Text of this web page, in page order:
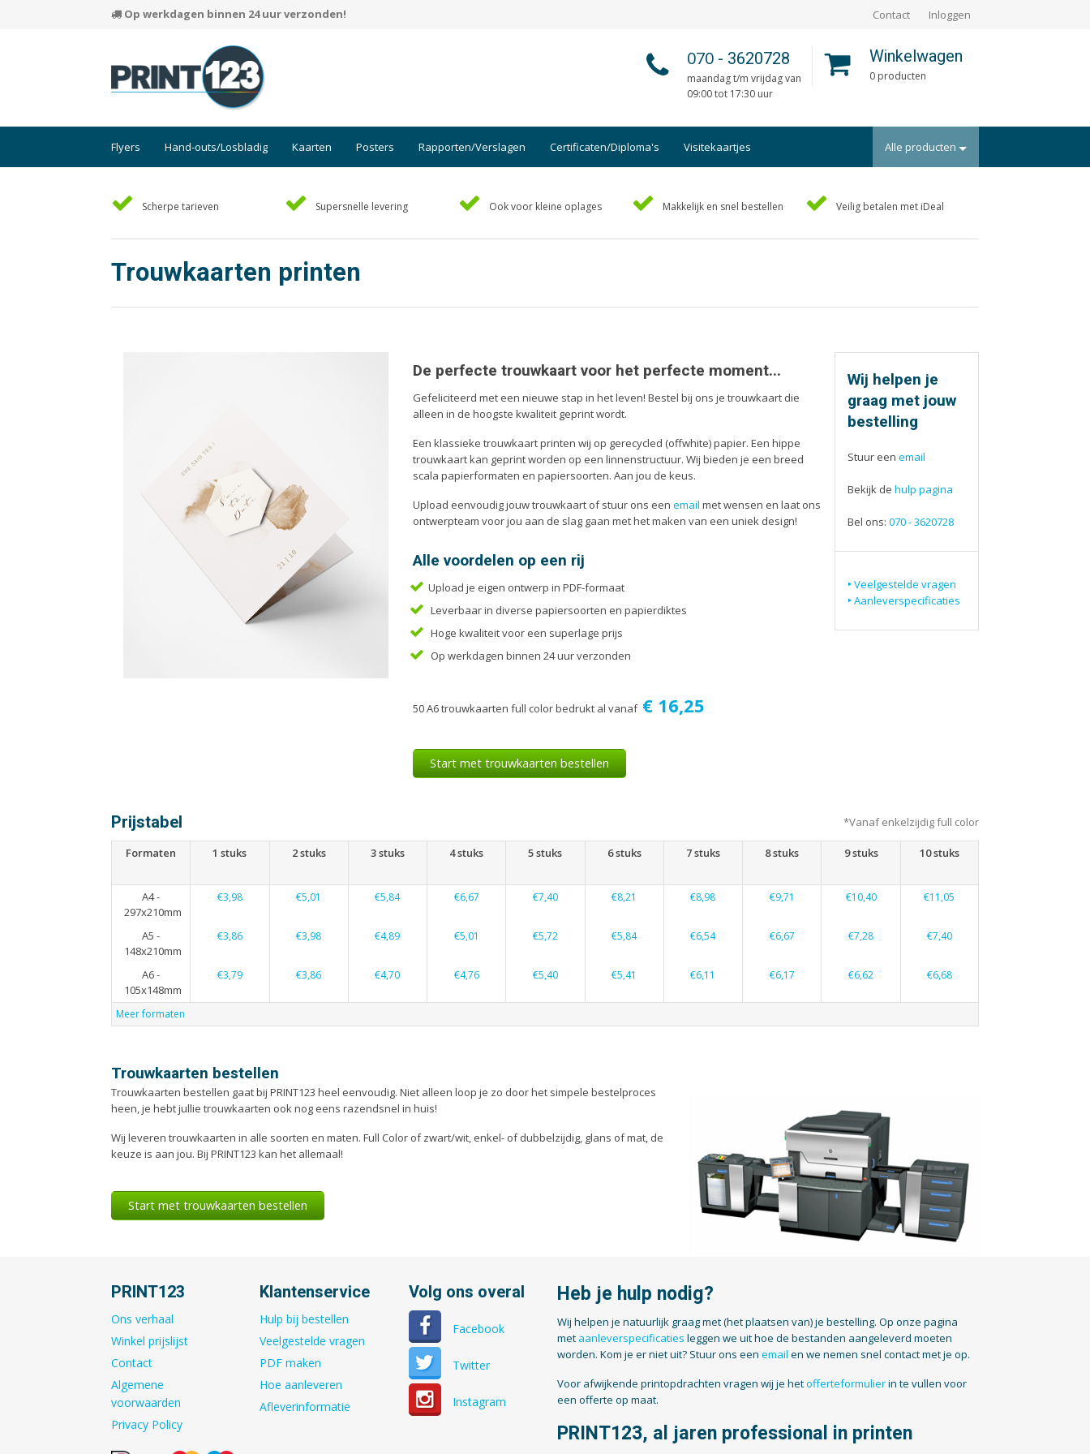
Op werkdagen binnen 24 uur verzonden! Contact Inloggen
070 - 3620728
maandag t/m vrijdag van
09:00 tot 17:30 uur
Winkelwagen
0 producten
Flyers Hand-outs/Losbladig Kaarten Posters Rapporten/Verslagen Certificaten/Diploma's Visitekaartjes Alle producten
Briefpapier
Enveloppen
Flyers
Folders
Hand-outs/Losbladig
Liturgieën
Menukaarten
Notitieblokken
Programmaboekjes
Verhuiskaarten
Verjaardagskaarten
Scherpe tarieven Supersnelle levering Ook voor kleine oplages Makkelijk en snel bestellen Veilig betalen met iDeal
Trouwkaarten printen
De perfecte trouwkaart voor het perfecte moment...
Gefeliciteerd met een nieuwe stap in het leven! Bestel bij ons je trouwkaart die
alleen in de hoogste kwaliteit geprint wordt.
Een klassieke trouwkaart printen wij op gerecycled (offwhite) papier. Een hippe
trouwkaart kan geprint worden op een linnenstructuur. Wij bieden je een breed
scala papierformaten en papiersoorten. Aan jou de keus.
Upload eenvoudig jouw trouwkaart of stuur ons een email met wensen en laat ons
ontwerpteam voor jou aan de slag gaan met het maken van een uniek design!
Alle voordelen op een rij
Upload je eigen ontwerp in PDF-formaat
Leverbaar in diverse papiersoorten en papierdiktes
Hoge kwaliteit voor een superlage prijs
Op werkdagen binnen 24 uur verzonden
50 A6 trouwkaarten full color bedrukt al vanaf € 16,25
Start met trouwkaarten bestellen
Wij helpen je
graag met jouw
bestelling
Stuur een email
Bekijk de hulp pagina
Bel ons: 070- 3620728
Veelgestelde vragen
Aanleverspecificaties
Prijstabel *Vanaf enkelzijdig full color
Formaten 1 stuks 2 stuks 3 stuks 4 stuks 5 stuks 6 stuks 7 stuks 8 stuks 9 stuks 10 stuks
A4 -
297x210mm
€3,98 €5,01 €5,84 €6,67 €7,40 €8,21 €8,98 €9,71 €10,40 €11,05
A5 -
148x210mm
€3,86 €3,98 €4,89 €5,01 €5,72 €5,84 €6,54 €6,67 €7,28 €7,40
A6 -
105x148mm
€3,79 €3,86 €4,70 €4,76 €5,40 €5,41 €6,11 €6,17 €6,62 €6,68
Meer formaten
Trouwkaarten bestellen
Trouwkaarten bestellen gaat bij PRINT123 heel eenvoudig. Niet alleen loop je zo door het simpele bestelproces
heen, je hebt jullie trouwkaarten ook nog eens razendsnel in huis!
Wij leveren trouwkaarten in alle soorten en maten. Full Color of zwart/wit, enkel- of dubbelzijdig, glans of mat, de
keuze is aan jou. Bij PRINT123 kan het allemaal!
Start met trouwkaarten bestellen
PRINT123
Ons verhaal
Winkel prijslijst
Contact
Algemene
voorwaarden
Privacy Policy
Klantenservice
Hulp bij bestellen
Veelgestelde vragen
PDF maken
Hoe aanleveren
Afleverinformatie
Volg ons overal
Facebook
Twitter
Instagram
Heb je hulp nodig?
Wij helpen je natuurlijk graag met (het plaatsen van) je bestelling. Op onze pagina
met aanleverspecificaties leggen we uit hoe de bestanden aangeleverd moeten
worden. Kom je er niet uit? Stuur ons een email en we nemen snel contact met je op.
Voor afwijkende printopdrachten vragen wij je hetofferteformulierin te vullen voor
een offerte op maat.
PRINT123, al jaren professional in printen